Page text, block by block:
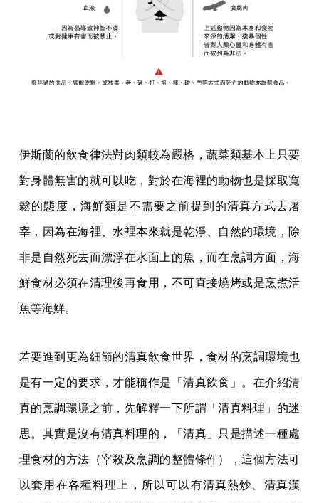
伊斯蘭的飲食律法對肉類較為嚴格，蔬菜類基本上只要
對身體無害的就可以吃，對於在海裡的動物也是採取寬
鬆的態度，海鮮類是不需要之前提到的清真方式去屠
宰，因為在海裡、水裡本來就是乾淨、自然的環境，除
非是自然死去而漂浮在水面上的魚，而在烹調方面，海
鮮食材必須在清理後再食用，不可直接燒烤或是烹煮活
魚等海鮮。
若要進到更為細節的清真飲食世界，食材的烹調環境也
是有一定的要求，才能稱作是「清真飲食」。在介紹清
真的烹調環境之前，先解釋一下所謂「清真料理」的迷
思。其實是沒有清真料理的，「清真」只是描述一種處
理食材的方法（宰殺及烹調的整體條件），這個方法可
以套用在各種料理上，所以可以有清真熱炒、清真漢